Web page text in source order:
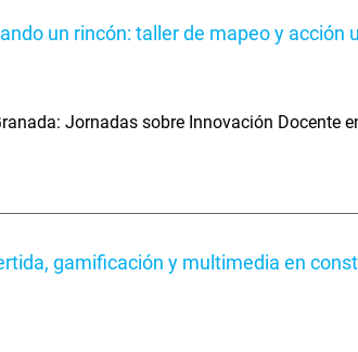
un rincón: taller de mapeo y acción
Jornadas sobre Innovación Docente
gamificación y multimedia en